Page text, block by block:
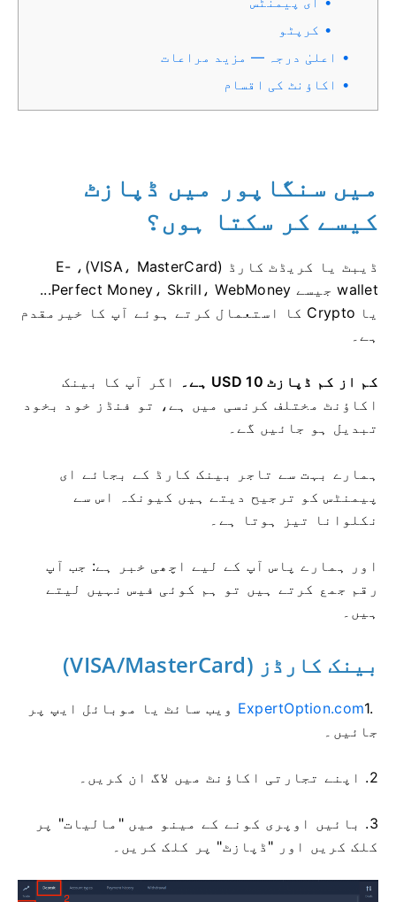
کرپٹو
اعلیٰ درجہ — مزید مراعات
اکاؤنٹ کی اقسام
میں سنگاپور میں ڈپازٹ
کیسے کر سکتا ہوں؟
ڈیبٹ یا کریڈٹ کارڈ (VISA، MasterCard)، E-
wallet جیسے Perfect Money، Skrill، WebMoney...
یا Crypto کا استعمال کرتے ہوئے آپ کا خیرمقدم
ہے۔
کم از کم ڈپازٹ 10 USD ہے۔
اگر آپ کا بینک
اکاؤنٹ مختلف کرنسی میں ہے، تو فنڈز خود بخود
تبدیل ہو جائیں گے۔
ہمارے بہت سے تاجر بینک کارڈ کے بجائے ای
پیمنٹس کو ترجیح دیتے ہیں کیونکہ اس سے
نکلوانا تیز ہوتا ہے۔
اور ہمارے پاس آپ کے لیے اچھی خبر ہے: جب آپ
رقم جمع کرتے ہیں تو ہم کوئی فیس نہیں لیتے
ہیں۔
بینک کارڈز (VISA/MasterCard)
1.
ExpertOption.com ویب سائٹ یا موبائل ایپ پر
جائیں۔
2. اپنے تجارتی اکاؤنٹ میں لاگ ان کریں۔
3. بائیں اوپری کونے کے مینو میں "مالیات" پر
کلک کریں اور "ڈپازٹ" پر کلک کریں۔